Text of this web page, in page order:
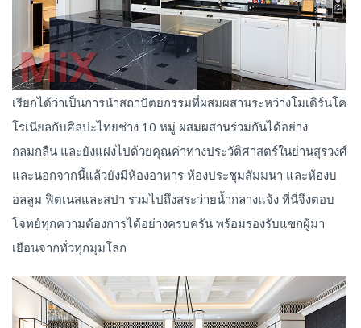
เรียกได้ว่าเป็นการนำสถาปัตยกรรมที่ผสมผสานระหว่างโมเดิร์นโค
โรเนียลกับศิลปะไทยช่าง 10 หมู่ ผสมผสานร่วมกันได้อย่าง
กลมกลืน และยังแฝงไปด้วยคุณค่าทางประวัติศาสตร์ในย่านสุรวงศ์
และนอกจากนี้แล้วยังมีห้องอาหาร ห้องประชุมสัมมนา และห้องบ
อลลูม ฟิตเนสและสปา รวมไปถึงสระว่ายน้ำกลางแจ้ง ที่นี่จึงตอบ
โจทย์ทุกความต้องการได้อย่างครบครัน พร้อมรองรับแขกผู้มา
เยือนจากทั่วทุกมุมโลก